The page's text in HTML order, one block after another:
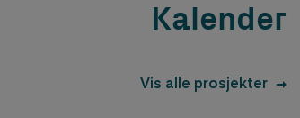
Kalender
Vis alle prosjekter